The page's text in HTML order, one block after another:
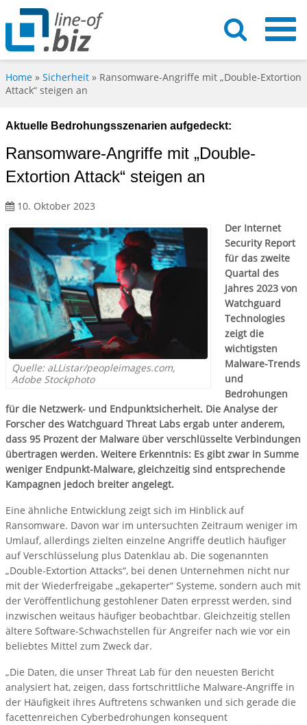
Home » Sicherheit » Ransomware-Angriffe mit „Double-Extortion
Attack“ steigen an
Aktuelle Bedrohungsszenarien aufgedeckt:
Ransomware-Angriffe mit „Double-
Extortion Attack“ steigen an
10. Oktober 2023
Quelle: aLListar/peopleimages.com,
Adobe Stockphoto
Der Internet
Security Report
für das zweite
Quartal des
Jahres 2023 von
Watchguard
Technologies
zeigt die
wichtigsten
Malware-Trends
und
Bedrohungen
für die Netzwerk- und Endpunktsicherheit. Die Analyse der
Forscher des Watchguard Threat Labs ergab unter anderem,
dass 95 Prozent der Malware über verschlüsselte Verbindungen
übertragen werden. Weitere Erkenntnis: Es gibt zwar in Summe
weniger Endpunkt-Malware, gleichzeitig sind entsprechende
Kampagnen jedoch breiter angelegt.
Eine ähnliche Entwicklung zeigt sich im Hinblick auf
Ransomware. Davon war im untersuchten Zeitraum weniger im
Umlauf, allerdings zielten einzelne Angriffe deutlich häufiger
auf Verschlüsselung plus Datenklau ab. Die sogenannten
„Double-Extortion Attacks“, bei denen Unternehmen nicht nur
mit der Wiederfreigabe „gekaperter“ Systeme, sondern auch mit
der Veröffentlichung gestohlener Daten erpresst werden, sind
inzwischen weitaus häufiger beobachtbar. Gleichzeitig stellen
ältere Software-Schwachstellen für Angreifer nach wie vor ein
beliebtes Mittel zum Zweck dar.
„Die Daten, die unser Threat Lab für den neuesten Bericht
analysiert hat, zeigen, dass fortschrittliche Malware-Angriffe in
der Häufigkeit ihres Auftretens schwanken und sich gerade die
facettenreichen Cyberbedrohungen konsequent